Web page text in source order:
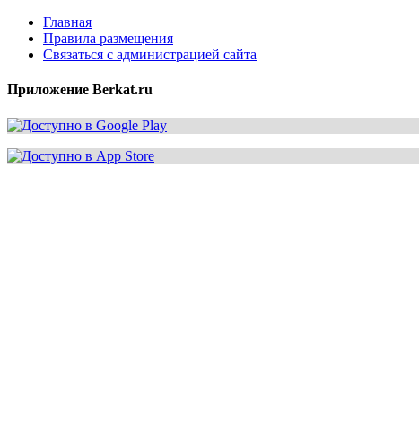
Главная
Правила размещения
Связаться с администрацией сайта
Приложение Berkat.ru